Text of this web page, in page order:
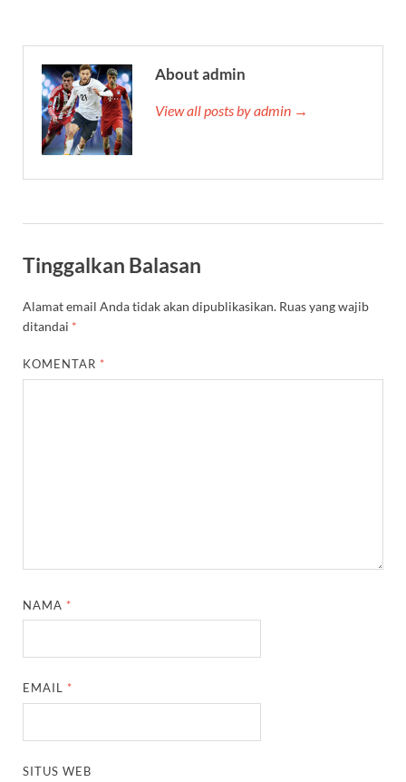
About admin
View all posts by admin →
Tinggalkan Balasan
Alamat email Anda tidak akan dipublikasikan. Ruas yang wajib
ditandai *
KOMENTAR *
NAMA *
EMAIL *
SITUS WEB